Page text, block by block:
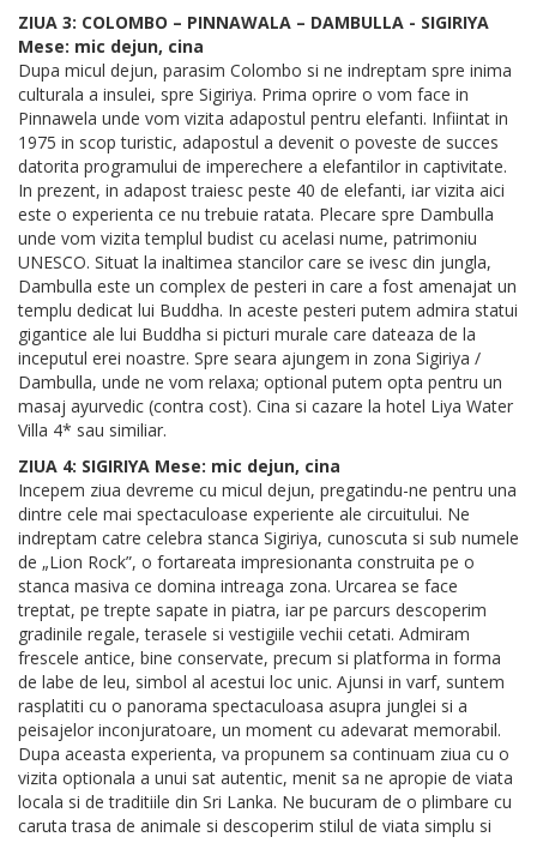
ZIUA 3: COLOMBO – PINNAWALA – DAMBULLA - SIGIRIYA
Mese: mic dejun, cina
Dupa micul dejun, parasim Colombo si ne indreptam spre inima
culturala a insulei, spre Sigiriya. Prima oprire o vom face in
Pinnawela unde vom vizita adapostul pentru elefanti. Infiintat in
1975 in scop turistic, adapostul a devenit o poveste de succes
datorita programului de imperechere a elefantilor in captivitate.
In prezent, in adapost traiesc peste 40 de elefanti, iar vizita aici
este o experienta ce nu trebuie ratata. Plecare spre Dambulla
unde vom vizita templul budist cu acelasi nume, patrimoniu
UNESCO. Situat la inaltimea stancilor care se ivesc din jungla,
Dambulla este un complex de pesteri in care a fost amenajat un
templu dedicat lui Buddha. In aceste pesteri putem admira statui
gigantice ale lui Buddha si picturi murale care dateaza de la
inceputul erei noastre. Spre seara ajungem in zona Sigiriya /
Dambulla, unde ne vom relaxa; optional putem opta pentru un
masaj ayurvedic (contra cost). Cina si cazare la hotel Liya Water
Villa 4* sau similiar.
ZIUA 4: SIGIRIYA Mese: mic dejun, cina
Incepem ziua devreme cu micul dejun, pregatindu-ne pentru una
dintre cele mai spectaculoase experiente ale circuitului. Ne
indreptam catre celebra stanca Sigiriya, cunoscuta si sub numele
de „Lion Rock”, o fortareata impresionanta construita pe o
stanca masiva ce domina intreaga zona. Urcarea se face
treptat, pe trepte sapate in piatra, iar pe parcurs descoperim
gradinile regale, terasele si vestigiile vechii cetati. Admiram
frescele antice, bine conservate, precum si platforma in forma
de labe de leu, simbol al acestui loc unic. Ajunsi in varf, suntem
rasplatiti cu o panorama spectaculoasa asupra junglei si a
peisajelor inconjuratoare, un moment cu adevarat memorabil.
Dupa aceasta experienta, va propunem sa continuam ziua cu o
vizita optionala a unui sat autentic, menit sa ne apropie de viata
locala si de traditiile din Sri Lanka. Ne bucuram de o plimbare cu
caruta trasa de animale si descoperim stilul de viata simplu si